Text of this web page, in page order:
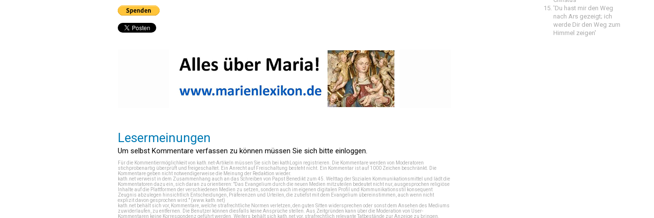
Lesermeinungen
Um selbst Kommentare verfassen zu können müssen Sie sich bitte einloggen.
Für die Kommentiermöglichkeit von kath.net-Artikeln müssen Sie sich bei kathLogin registrieren . Die Kommentare werden von Moderatoren
stichprobenartig überprüft und freigeschaltet. Ein Anrecht auf Freischaltung besteht nicht. Ein Kommentar ist auf 1000 Zeichen beschränkt. Die
Kommentare geben nicht notwendigerweise die Meinung der Redaktion wieder.
kath.net verweist in dem Zusammenhang auch an das Schreiben von Papst Benedikt zum 45. Welttag der Sozialen Kommunikationsmittel und lädt die
Kommentatoren dazu ein, sich daran zu orientieren: "Das Evangelium durch die neuen Medien mitzuteilen bedeutet nicht nur, ausgesprochen religiöse
Inhalte auf die Plattformen der verschiedenen Medien zu setzen, sondern auch im eigenen digitalen Profil und Kommunikationsstil konsequent
Zeugnis abzulegen hinsichtlich Entscheidungen, Präferenzen und Urteilen, die zutiefst mit dem Evangelium übereinstimmen, auch wenn nicht
explizit davon gesprochen wird." (www.kath.net)
kath.net behält sich vor, Kommentare, welche strafrechtliche Normen verletzen, den guten Sitten widersprechen oder sonst dem Ansehen des Mediums
zuwiderlaufen, zu entfernen. Die Benutzer können diesfalls keine Ansprüche stellen. Aus Zeitgründen kann über die Moderation von User-
Kommentaren keine Korrespondenz geführt werden. Weiters behält sich kath.net vor, strafrechtlich relevante Tatbestände zur Anzeige zu bringen.
'Du hast mir den Weg
nach Ars gezeigt; ich
werde Dir den Weg zum
Himmel zeigen'